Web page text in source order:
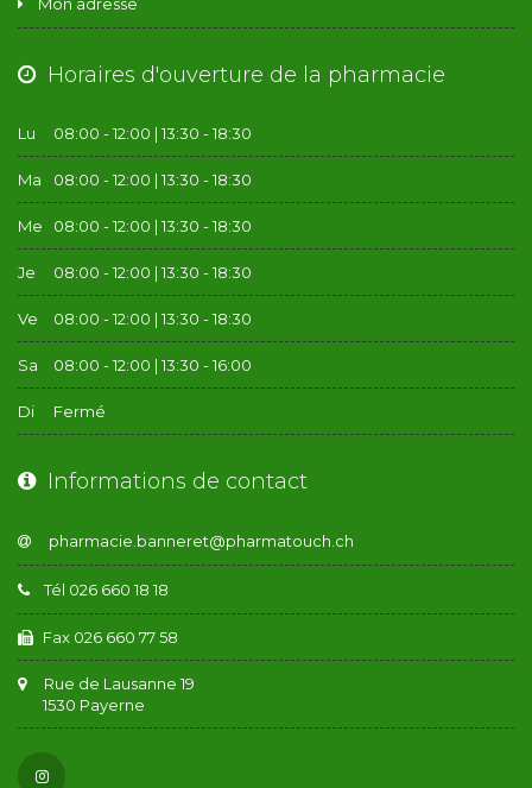
Horaires d'ouverture de la pharmacie
Lu 08:00 - 12:00 | 13:30 - 18:30
Ma 08:00 - 12:00 | 13:30 - 18:30
Me 08:00 - 12:00 | 13:30 - 18:30
Je 08:00 - 12:00 | 13:30 - 18:30
Ve 08:00 - 12:00 | 13:30 - 18:30
Sa 08:00 - 12:00 | 13:30 - 16:00
Di Fermé
Informations de contact
Tél 026 660 18 18
Fax 026 660 77 58
Rue de Lausanne 19
1530 Payerne